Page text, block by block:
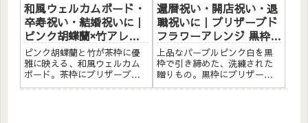
和風ウェルカムボード・
卒寿祝い・結婚祝いに｜
ピンク胡蝶蘭×竹アレン
ジ 茶枠〈ピンク〉文字入
れ
ピンク胡蝶蘭と竹が茶枠に優
雅に映える、和風ウェルカム
ボード。茶枠にプリザーブド
フラワーと素材をたっぷりア
還暦祝い・開店祝い・退
職祝いに｜プリザーブド
フラワーアレンジ 黒枠
〈パープルピンク白〉文
字入れ
上品なパープルピンク白を黒
枠で引き締めた、洗練された
贈りもの。黒枠にプリザーブ
ドフラワーと造花をたっぷり